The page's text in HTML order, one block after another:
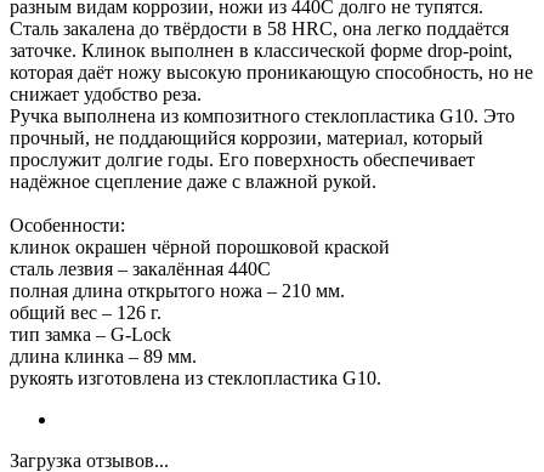
разным видам коррозии, ножи из 440С долго не тупятся.
Сталь закалена до твёрдости в 58 HRC, она легко поддаётся
заточке. Клинок выполнен в классической форме drop-point,
которая даёт ножу высокую проникающую способность, но не
снижает удобство реза.
Ручка выполнена из композитного стеклопластика G10. Это
прочный, не поддающийся коррозии, материал, который
прослужит долгие годы. Его поверхность обеспечивает
надёжное сцепление даже с влажной рукой.
Особенности:
клинок окрашен чёрной порошковой краской
сталь лезвия – закалённая 440С
полная длина открытого ножа – 210 мм.
общий вес – 126 г.
тип замка – G-Lock
длина клинка – 89 мм.
рукоять изготовлена из стеклопластика G10.
Загрузка отзывов...